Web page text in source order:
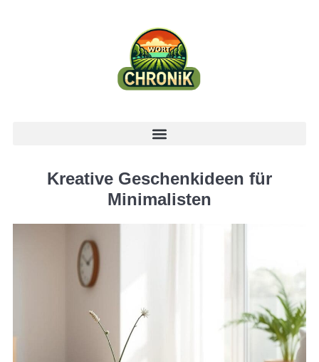
Kreative Geschenkideen für
Minimalisten